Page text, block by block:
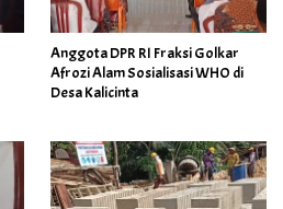
Anggota DPR RI Fraksi Golkar
Afrozi Alam Sosialisasi WHO di
Desa Kalicinta